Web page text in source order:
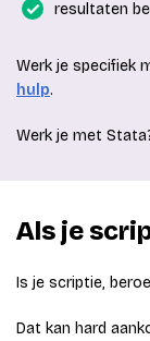
resultaten
Werk je specifiek
hulp.
Werk je met
Als je
Is je scriptie,
Dat kan hard